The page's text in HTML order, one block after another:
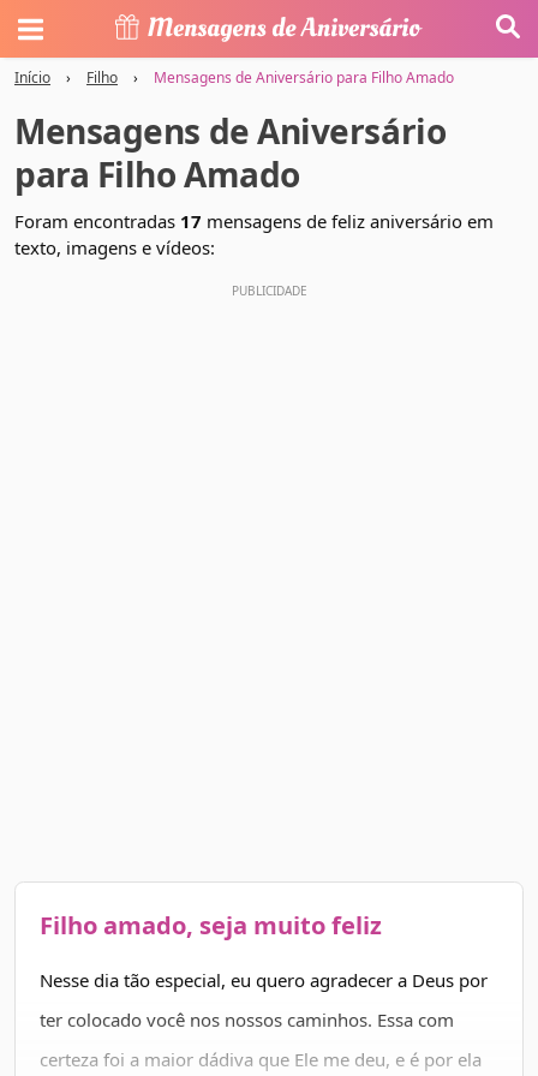
Início › Filho › Mensagens de Aniversário para Filho Amado
Mensagens de Aniversário
para Filho Amado
Foram encontradas 17 mensagens de feliz aniversário em
texto, imagens e vídeos:
Filho amado, seja muito feliz
Nesse dia tão especial, eu quero agradecer a Deus por
ter colocado você nos nossos caminhos. Essa com
certeza foi a maior dádiva que Ele me deu, e é por ela